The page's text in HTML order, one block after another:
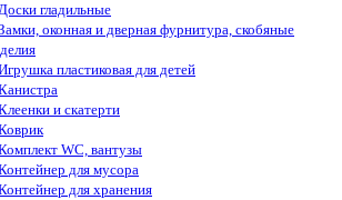
гладильные
оконная и дверная фурнитура, скобяные
пластиковая для детей
и скатерти
WC, вантузы
для мусора
для хранения